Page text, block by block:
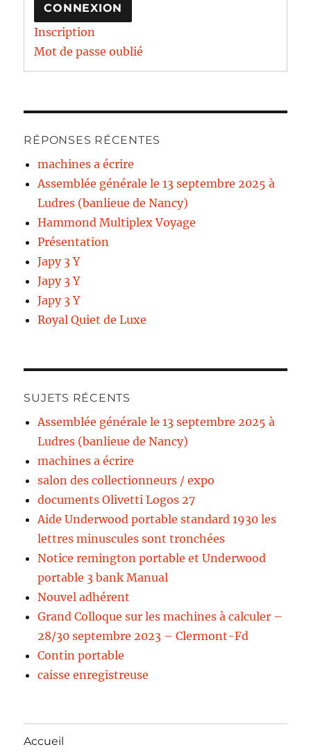
CONNEXION
Inscription
Mot de passe oublié
RÉPONSES RÉCENTES
machines a écrire
Assemblée générale le 13 septembre 2025 à
Ludres (banlieue de Nancy)
Hammond Multiplex Voyage
Présentation
Japy 3 Y
Japy 3 Y
Japy 3 Y
Royal Quiet de Luxe
SUJETS RÉCENTS
Assemblée générale le 13 septembre 2025 à
Ludres (banlieue de Nancy)
machines a écrire
salon des collectionneurs / expo
documents Olivetti Logos 27
Aide Underwood portable standard 1930 les
lettres minuscules sont tronchées
Notice remington portable et Underwood
portable 3 bank Manual
Nouvel adhérent
Grand Colloque sur les machines à calculer –
28/30 septembre 2023 – Clermont-Fd
Contin portable
caisse enregistreuse
Accueil